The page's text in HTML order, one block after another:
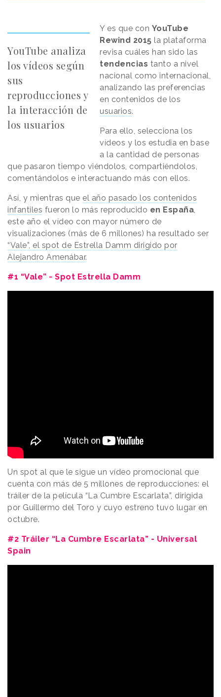
YouTube analiza
los vídeos según
sus
reproducciones y
la interacción de
los usuarios
Y es que con YouTube
Rewind 2015 la plataforma
revisa cuáles han sido las
tendencias tanto a nivel
nacional como internacional,
analizando las preferencias
en contenidos de los
usuarios.
Para ello, selecciona los
vídeos y los estudia en base
a la cantidad de personas
que pasaron tiempo viéndolos, compartiéndolos,
comentándolos e interactuando más con ellos.
Así, y mientras que el año pasado los contenidos
infantiles fueron lo más reproducido en España,
este año el vídeo con mayor número de
visualizaciones (más de 6 millones) ha resultado ser
“Vale”, el spot de Estrella Damm dirigido por
Alejandro Amenábar.
#1 “Vale” - Spot Estrella Damm
Un spot al que le sigue un vídeo promocional que
cuenta con más de 5 millones de reproducciones: el
tráiler de la película “La Cumbre Escarlata”, dirigida
por Guillermo del Toro y cuyo estreno tuvo lugar en
octubre.
#2 Tráiler “La Cumbre Escarlata” - Universal
Spain